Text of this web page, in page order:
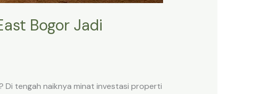
Bogor Jadi
Di tengah naiknya minat investasi properti